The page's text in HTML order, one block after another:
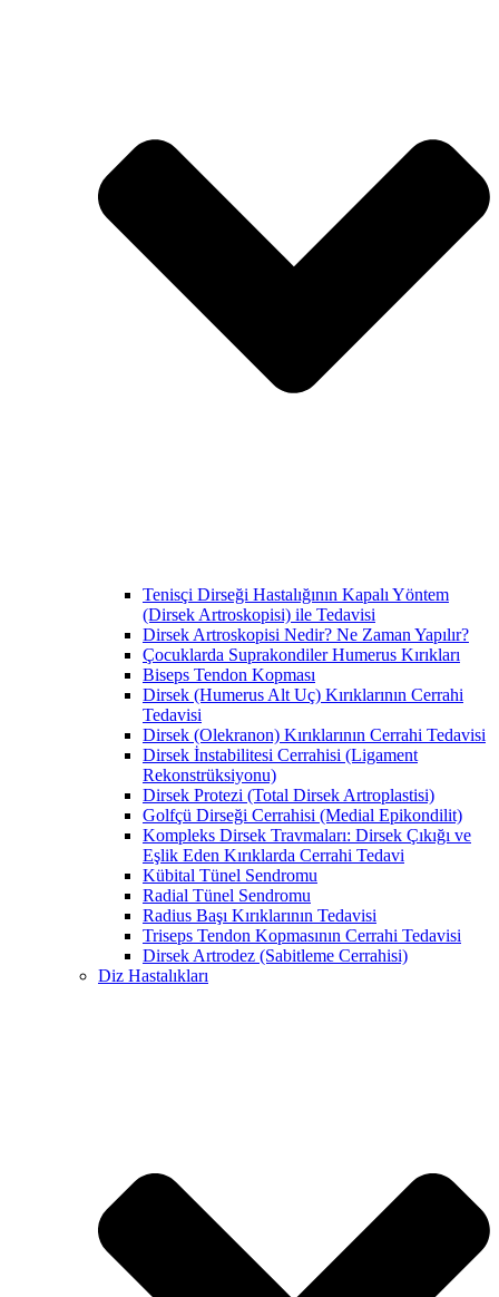
Tenisçi Dirseği Hastalığının Kapalı Yöntem
(Dirsek Artroskopisi) ile Tedavisi
Dirsek Artroskopisi Nedir? Ne Zaman Yapılır?
Çocuklarda Suprakondiler Humerus Kırıkları
Biseps Tendon Kopması
Dirsek (Humerus Alt Uç) Kırıklarının Cerrahi
Tedavisi
Dirsek (Olekranon) Kırıklarının Cerrahi Tedavisi
Dirsek İnstabilitesi Cerrahisi (Ligament
Rekonstrüksiyonu)
Dirsek Protezi (Total Dirsek Artroplastisi)
Golfçü Dirseği Cerrahisi (Medial Epikondilit)
Kompleks Dirsek Travmaları: Dirsek Çıkığı ve
Eşlik Eden Kırıklarda Cerrahi Tedavi
Kübital Tünel Sendromu
Radial Tünel Sendromu
Radius Başı Kırıklarının Tedavisi
Triseps Tendon Kopmasının Cerrahi Tedavisi
Dirsek Artrodez (Sabitleme Cerrahisi)
Diz Hastalıkları